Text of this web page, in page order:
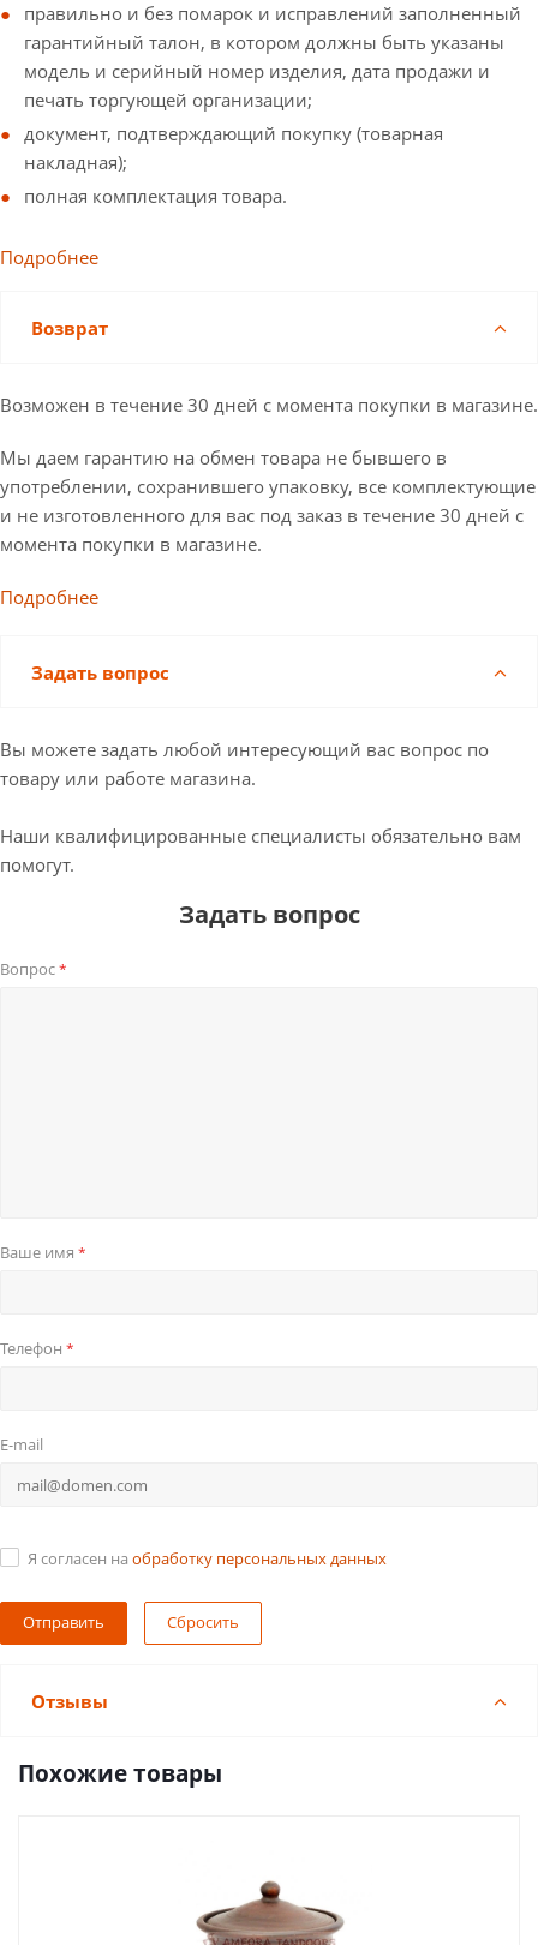
правильно и без помарок и исправлений заполненный
гарантийный талон, в котором должны быть указаны
модель и серийный номер изделия, дата продажи и
печать торгующей организации;
документ, подтверждающий покупку (товарная
накладная);
полная комплектация товара.
Подробнее
Возврат
Возможен в течение 30 дней с момента покупки в магазине.
Мы даем гарантию на обмен товара не бывшего в
употреблении, сохранившего упаковку, все комплектующие
и не изготовленного для вас под заказ в течение 30 дней с
момента покупки в магазине.
Подробнее
Задать вопрос
Вы можете задать любой интересующий вас вопрос по
товару или работе магазина.
Наши квалифицированные специалисты обязательно вам
помогут.
Задать вопрос
Вопрос*
Ваше имя *
Телефон *
E-mail
Я согласен на обработку персональных данных
Сбросить
Отзывы
Похожие товары